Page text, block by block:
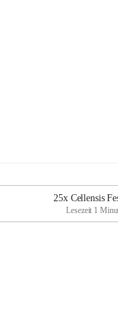
25x Cellensis
Lesezeit 1